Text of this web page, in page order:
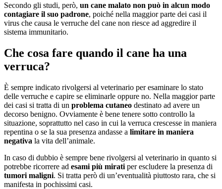
Secondo gli studi, però, un cane malato non può in alcun modo
contagiare il suo padrone, poiché nella maggior parte dei casi il
virus che causa le verruche del cane non riesce ad aggredire il
sistema immunitario.
Che cosa fare quando il cane ha una
verruca?
È sempre indicato rivolgersi al veterinario per esaminare lo stato
delle verruche e capire se eliminarle oppure no. Nella maggior parte
dei casi si tratta di un problema cutaneo destinato ad avere un
decorso benigno. Ovviamente è bene tenere sotto controllo la
situazione, soprattutto nel caso in cui la verruca crescesse in maniera
repentina o se la sua presenza andasse a limitare in maniera
negativa la vita dell’animale.
In caso di dubbio è sempre bene rivolgersi al veterinario in quanto si
potrebbe ricorrere ad esami più mirati per escludere la presenza di
tumori maligni. Si tratta però di un’eventualità piuttosto rara, che si
manifesta in pochissimi casi.